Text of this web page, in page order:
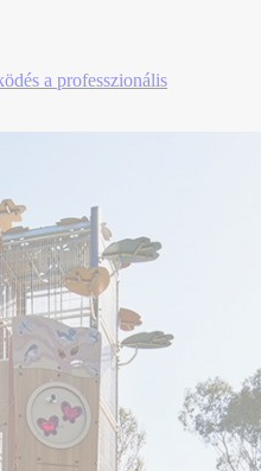
a professzionális